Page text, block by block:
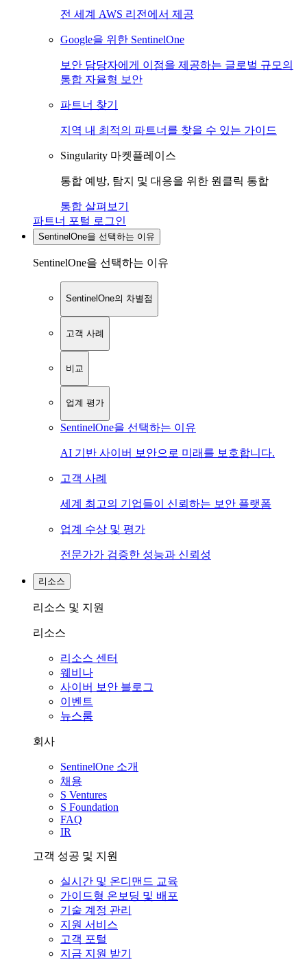
전 세계 AWS 리전에서 제공
Google을 위한 SentinelOne
보안 담당자에게 이점을 제공하는 글로벌 규모의
통합 자율형 보안
파트너 찾기
지역 내 최적의 파트너를 찾을 수 있는 가이드
Singularity 마켓플레이스
통합 예방, 탐지 및 대응을 위한 원클릭 통합
통합 살펴보기
파트너 포털 로그인
SentinelOne을 선택하는 이유
SentinelOne을 선택하는 이유
SentinelOne의 차별점
고객 사례
비교
업계 평가
SentinelOne을 선택하는 이유
AI 기반 사이버 보안으로 미래를 보호합니다.
고객 사례
세계 최고의 기업들이 신뢰하는 보안 플랫폼
업계 수상 및 평가
전문가가 검증한 성능과 신뢰성
리소스
리소스 및 지원
리소스
리소스 센터
웨비나
사이버 보안 블로그
이벤트
뉴스룸
회사
SentinelOne 소개
채용
S Ventures
S Foundation
FAQ
IR
고객 성공 및 지원
실시간 및 온디맨드 교육
가이드형 온보딩 및 배포
기술 계정 관리
지원 서비스
고객 포털
지금 지원 받기